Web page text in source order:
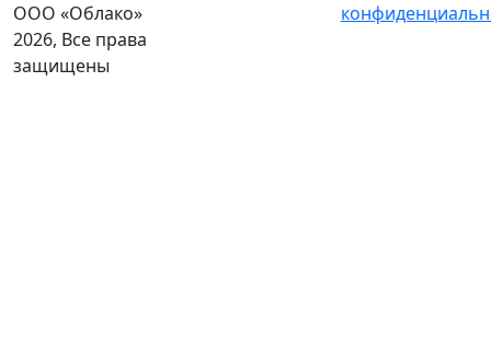
ООО «Облако»
2026, Все права
защищены